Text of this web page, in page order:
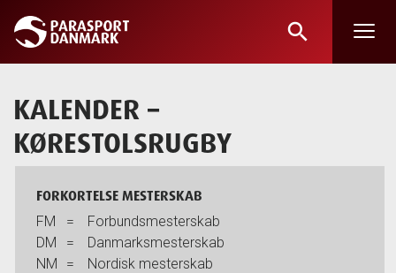
Skip
to
content
search
KALENDER –
KØRESTOLSRUGBY
FORKORTELSE MESTERSKAB
FM =
Forbundsmesterskab
DM
=
Danmarksmesterskab
NM
=
Nordisk mesterskab